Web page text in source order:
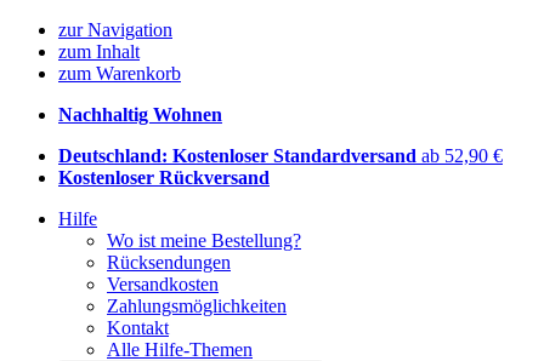
zur Navigation
zum Inhalt
zum Warenkorb
Nachhaltig Wohnen
Deutschland: Kostenloser Standardversand ab 52,90 €
Kostenloser Rückversand
Hilfe
Wo ist meine Bestellung?
Rücksendungen
Versandkosten
Zahlungsmöglichkeiten
Kontakt
Alle Hilfe-Themen